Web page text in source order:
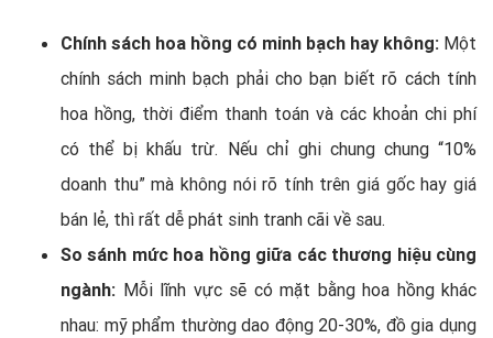
Chính sách hoa hồng có minh bạch hay không: Một
chính sách minh bạch phải cho bạn biết rõ cách tính
hoa hồng, thời điểm thanh toán và các khoản chi phí
có thể bị khấu trừ. Nếu chỉ ghi chung chung “10%
doanh thu” mà không nói rõ tính trên giá gốc hay giá
bán lẻ, thì rất dễ phát sinh tranh cãi về sau.
So sánh mức hoa hồng giữa các thương hiệu cùng
ngành: Mỗi lĩnh vực sẽ có mặt bằng hoa hồng khác
nhau: mỹ phẩm thường dao động 20-30%, đồ gia dụng